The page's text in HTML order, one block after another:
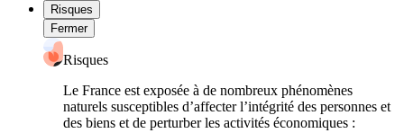
Risques
Fermer
Risques
Le France est exposée à de nombreux phénomènes
naturels susceptibles d’affecter l’intégrité des personnes et
des biens et de perturber les activités économiques :